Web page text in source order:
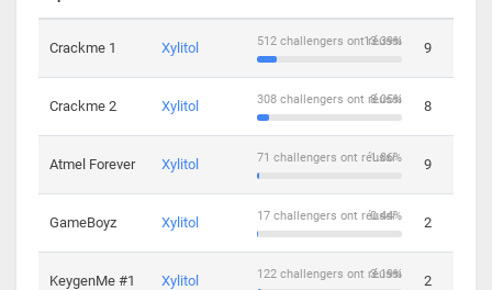
Crackme 1 Xylitol 13.39%
512 challengers ont réussi 9
Crackme 2 Xylitol 8.05%
308 challengers ont réussi 8
Atmel Forever Xylitol 1.86%
71 challengers ont réussi 9
GameBoyz Xylitol 0.44%
17 challengers ont réussi 2
KeygenMe #1 Xylitol 3.19%
122 challengers ont réussi 2